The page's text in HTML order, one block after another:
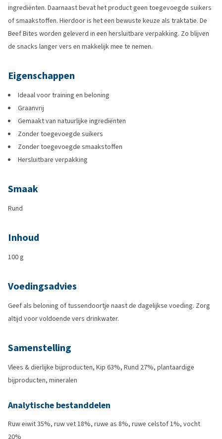
ingrediënten. Daarnaast bevat het product geen toegevoegde suikers
of smaakstoffen. Hierdoor is het een bewuste keuze als traktatie. De
Beef Bites worden geleverd in een hersluitbare verpakking. Zo blijven
de snacks langer vers en makkelijk mee te nemen.
Eigenschappen
Ideaal voor training en beloning
Graanvrij
Gemaakt van natuurlijke ingrediënten
Zonder toegevoegde suikers
Zonder toegevoegde smaakstoffen
Hersluitbare verpakking
Smaak
Rund
Inhoud
100 g
Voedingsadvies
Geef als beloning of tussendoortje naast de dagelijkse voeding. Zorg
altijd voor voldoende vers drinkwater.
Samenstelling
Vlees & dierlijke bijproducten, Kip 63%, Rund 27%, plantaardige
bijproducten, mineralen
Analytische bestanddelen
Ruw eiwit 35%, ruw vet 18%, ruwe as 8%, ruwe celstof 1%, vocht
20%